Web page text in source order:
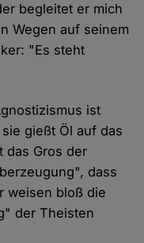
begleitet er mich
Wegen auf seinem
"Es steht
ist
gießt Öl auf das
das Gros der
dass
weisen bloß die
der Theisten